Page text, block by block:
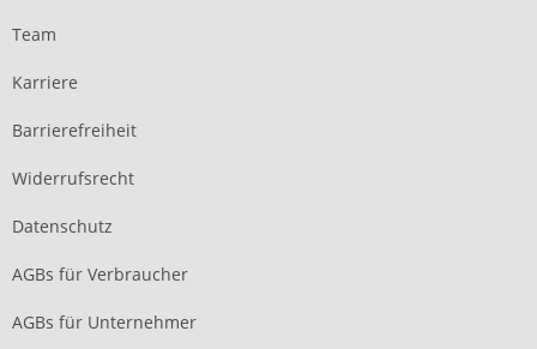
Team
Karriere
Barrierefreiheit
Widerrufsrecht
Datenschutz
AGBs für Verbraucher
AGBs für Unternehmer